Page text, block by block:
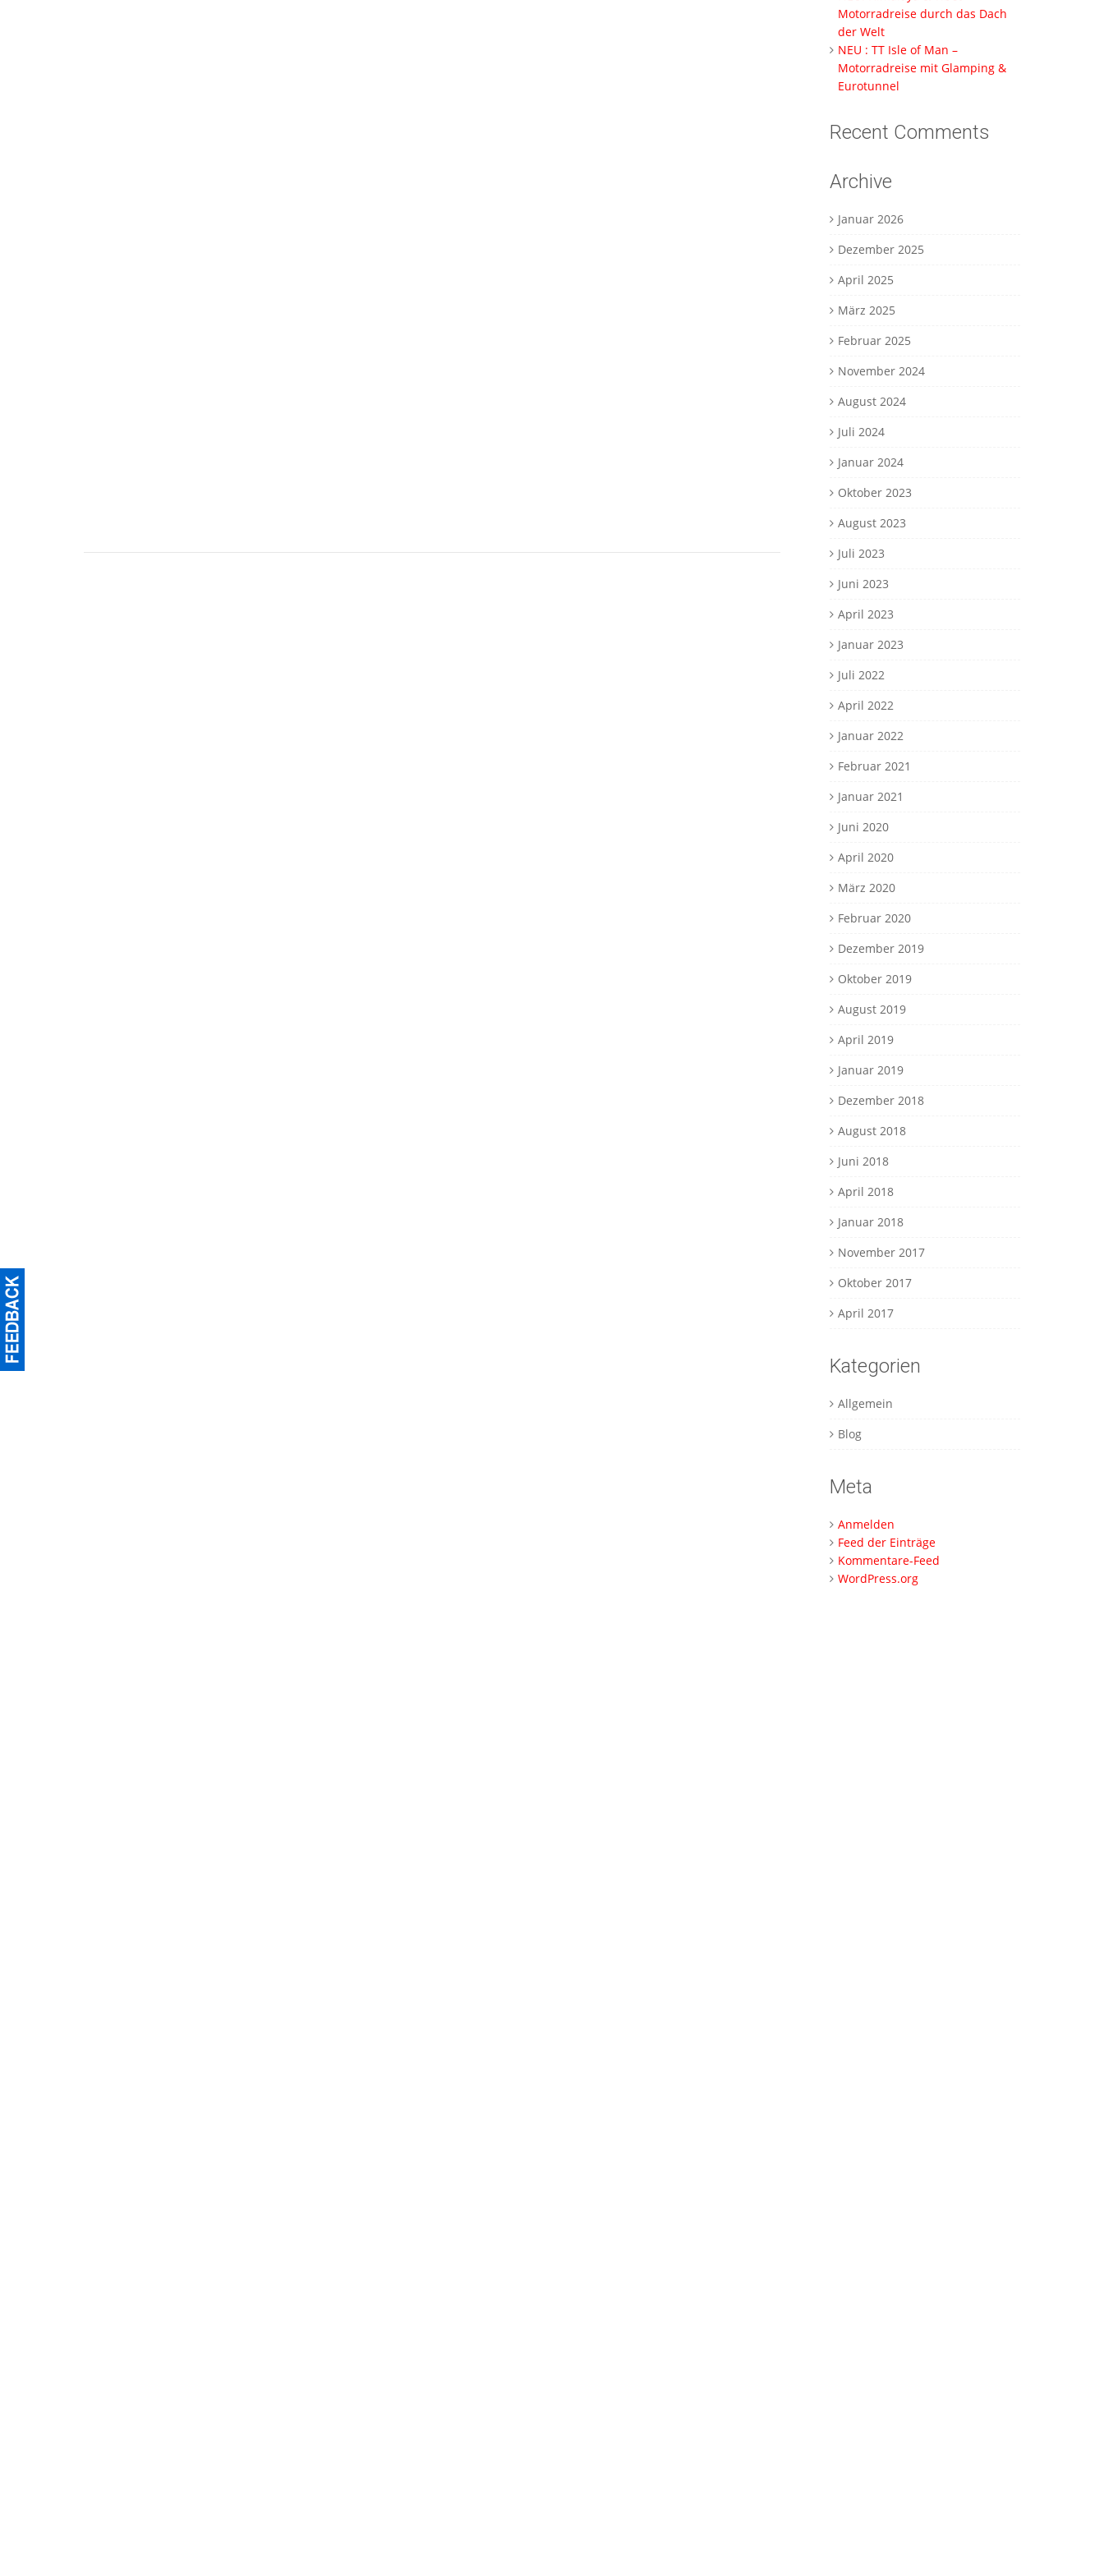
Motorradreise durch das Dach
der Welt
NEU : TT Isle of Man –
Motorradreise mit Glamping &
Eurotunnel
Recent Comments
Archive
Januar 2026
Dezember 2025
April 2025
März 2025
Februar 2025
November 2024
August 2024
Juli 2024
Januar 2024
Oktober 2023
August 2023
Juli 2023
Juni 2023
April 2023
Januar 2023
Juli 2022
April 2022
Januar 2022
Februar 2021
Januar 2021
Juni 2020
April 2020
März 2020
Februar 2020
Dezember 2019
Oktober 2019
August 2019
April 2019
Januar 2019
Dezember 2018
August 2018
Juni 2018
April 2018
Januar 2018
November 2017
Oktober 2017
April 2017
Kategorien
Allgemein
Blog
Meta
Anmelden
Feed der Einträge
Kommentare-Feed
WordPress.org